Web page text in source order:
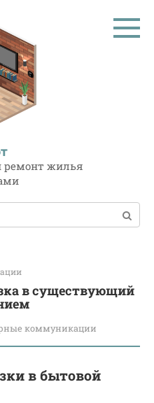
ремонт жилья
в существующий
коммуникации
в бытовой